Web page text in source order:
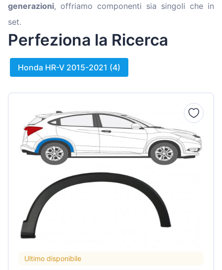
generazioni, offriamo componenti sia singoli che in
set.
Perfeziona la Ricerca
Honda HR-V 2015-2021 (4)
Ultimo disponibile